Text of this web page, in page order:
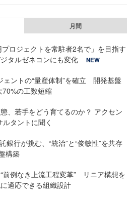
月間
ロジェクトを常駐者2名で」を目指す
タルゼネコンにも変化
NEW
ェントの“量産体制”を確立 開発基盤
70%の工数短縮
、若手をどう育てるのか？ アクセン
タントに聞く
銀行が挑む、“統治”と“俊敏性”を共存
構築
前例なき上流工程変革” リニア構想を
適応できる組織設計